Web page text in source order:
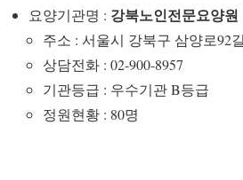
요양기관명 : 강북노인전문요양원
주소 : 서울시 강북구 삼양로92
상담전화 : 02-900-8957
기관등급 : 우수기관 B등급
정원현황 : 80명